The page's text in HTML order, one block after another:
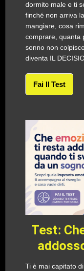
dormito male e ti
finché non arriva
mangiare, cosa
comprare, quanta
sonno non
diventa IL
Fai Il Test
Test:
Ti è mai capitato